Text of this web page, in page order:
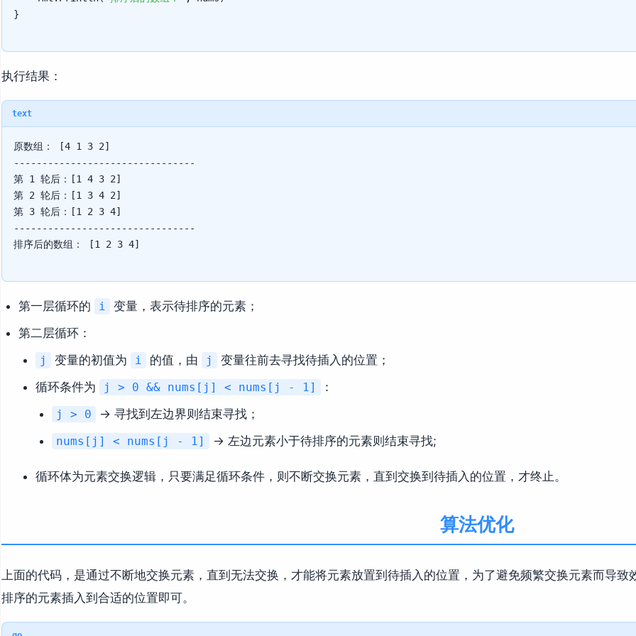
执行结果：
text
原数组： [4 1 3 2]
--------------------------------
第 1 轮后：[1 4 3 2]
第 2 轮后：[1 3 4 2]
第 3 轮后：[1 2 3 4]
--------------------------------
第一层循环的 i
变量，表示待排序的元素；
第二层循环：
j 变量的初值为 i 的值，由 j
变量往前去寻找待插入的位置；
循环条件为
j > 0 && nums[j] < nums[j - 1] ：
j > 0 → 寻找到左边界则结束寻找；
nums[j] < nums[j - 1] → 左边元素小于待排序的元素则结束寻找;
循环体为元素交换逻辑，只要满足循环条件，则不断交换元素，直到交换到待插入的位置，才终止。
算法优化
上面的代码，是通过不断地交换元素，直到无法交换，才能将元素放置到待插入的位置，为了避免频繁交换元素而导
排序的元素插入到合适的位置即可。